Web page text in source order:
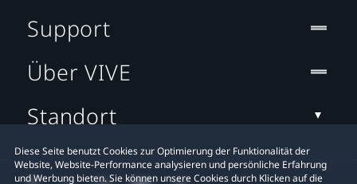
Diese Seite benutzt Cookies zur Optimierung der Funktionalität der
Website, Website-Performance analysieren und persönliche Erfahrung
und Werbung bieten. Sie können unsere Cookies durch Klicken auf die
Support
Über VIVE
Standort